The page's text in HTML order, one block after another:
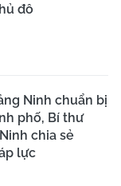
đô
Ninh chuẩn bị
phố, Bí thư
chia sẻ
lực